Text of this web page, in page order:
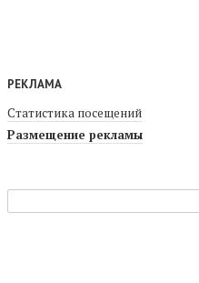
РЕКЛАМА
Статистика посещений
Размещение рекламы